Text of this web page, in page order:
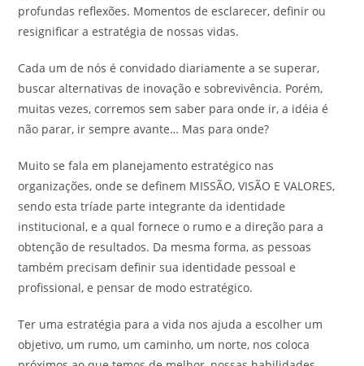
profundas reflexões. Momentos de esclarecer, definir ou
resignificar a estratégia de nossas vidas.
Cada um de nós é convidado diariamente a se superar,
buscar alternativas de inovação e sobrevivência. Porém,
muitas vezes, corremos sem saber para onde ir, a idéia é
não parar, ir sempre avante… Mas para onde?
Muito se fala em planejamento estratégico nas
organizações, onde se definem MISSÃO, VISÃO E VALORES,
sendo esta tríade parte integrante da identidade
institucional, e a qual fornece o rumo e a direção para a
obtenção de resultados. Da mesma forma, as pessoas
também precisam definir sua identidade pessoal e
profissional, e pensar de modo estratégico.
Ter uma estratégia para a vida nos ajuda a escolher um
objetivo, um rumo, um caminho, um norte, nos coloca